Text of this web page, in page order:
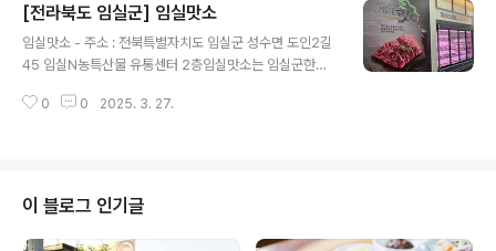
사한다. 특히, 카페 쿠폰은 가죽 키링으로 제공되며 방문할
때마다 해당 가죽 키링에 도장을 찍어준다는 점이 매력적
이다. 카페의 편안한 분위기 속에서 맛있는 음료와 간식으
표메뉴 : 키쉬 - 취급메뉴 : 보늬밤타르트 / 피스타치오 크
[전라북도 임실군] 임실맛소
임실맛소 - 주소 : 전북특별자치도 임실군 성수면 도인2길
45 임실N농특산물 유통센터 2층임실맛소는 임실군한우
문으로 제공하는 정육식당이다. 매장 내 36개의 테이블 총
큰짭짤한 불고기 전골이 인기이며 관광에 지친 몸을 보신
해 주는 갈비탕 역시 맛이 좋기로 유명하다. 매주 금요일은
생고기(육사시미)를 판매하고 있으며, 소비자들은 한우 양
0 0 2025. 3. 27.
이 블로그 인기글